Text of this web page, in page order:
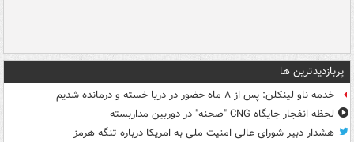
پربازدیدترین ها
خدمه ناو لینکلن: پس از ۸ ماه حضور در دریا خسته و درمانده‌ شدیم
لحظه انفجار جایگاه CNG "صحنه" در دوربین مداربسته
هشدار دبیر شورای عالی امنیت ملی به امریکا درباره تنگه هرمز